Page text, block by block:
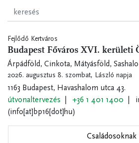
Fejlődő Kertváros
Budapest Főváros XVI. kerületi
Árpádföld, Cinkota, Mátyásföld,
2026. augusztus 8. szombat, László napja
1163 Budapest, Havashalom utca 43.
útvonaltervezés
+36 1 401 1400
(info[at]bp16[dot]hu)
Családosoknak